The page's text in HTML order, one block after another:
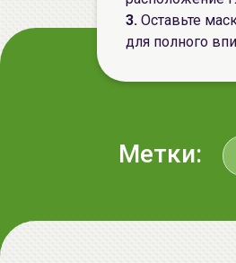
3. Оставьте
для полного
Метки: